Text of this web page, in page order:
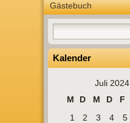
Gästebuch
Kalender
Juli 2024
M
D M D F
1
2 3 4 5